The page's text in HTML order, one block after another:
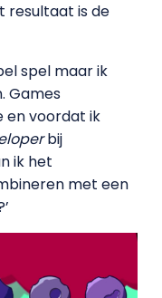
resultaat is de
spel maar ik
Games
en voordat ik
bij
ik het
met een